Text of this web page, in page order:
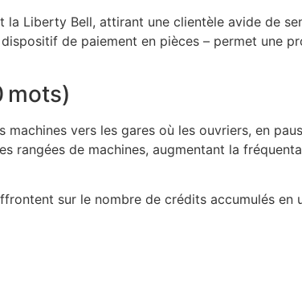
Liberty Bell, attirant une clientèle avide de
de paiement en pièces – permet une
mots)
machines vers les gares où les ouvriers, en
rangées de machines, augmentant la
sur le nombre de crédits accumulés en